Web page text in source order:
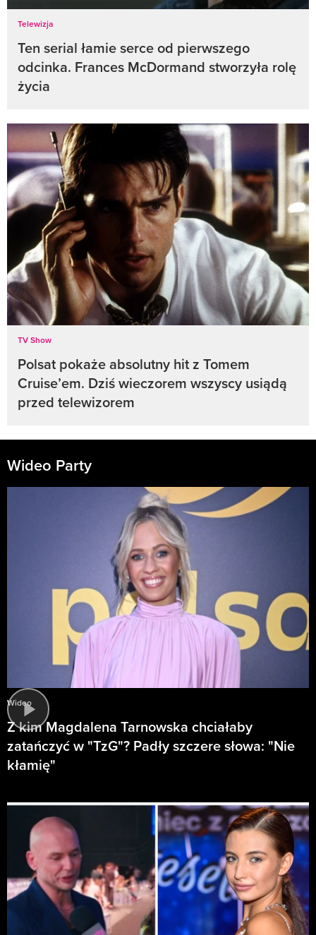
Telewizja
Ten serial łamie serce od pierwszego
odcinka. Frances McDormand stworzyła rolę
życia
TV Show
Polsat pokaże absolutny hit z Tomem
Cruise’em. Dziś wieczorem wszyscy usiądą
przed telewizorem
Wideo Party
Wideo
Z kim Magdalena Tarnowska chciałaby
zatańczyć w "TzG"? Padły szczere słowa: "Nie
kłamię"